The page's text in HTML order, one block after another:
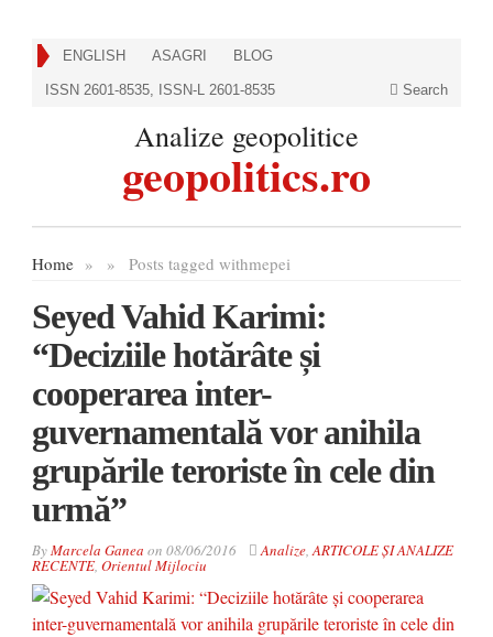
ENGLISH ASAGRI BLOG
ISSN 2601-8535, ISSN-L 2601-8535 Search
Analize geopolitice
geopolitics.ro
Home » Posts tagged with
» mepei
Seyed Vahid Karimi:
“Deciziile hotărâte și
cooperarea inter-
guvernamentală vor anihila
grupările teroriste în cele din
urmă”
ByMarcela Ganea on 08/06/2016 Analize,ARTICOLE ȘI ANALIZE
RECENTE, Orientul Mijlociu